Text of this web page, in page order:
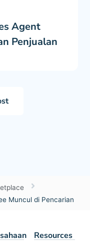
Agent
Penjualan
Muncul di Pencarian
Resources